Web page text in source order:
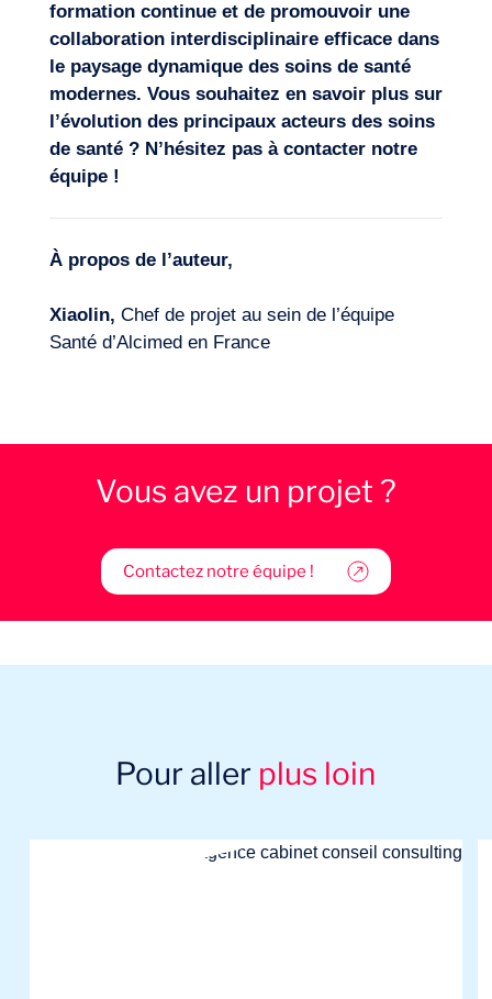
formation continue et de promouvoir une
collaboration interdisciplinaire efficace dans
le paysage dynamique des soins de santé
modernes. Vous souhaitez en savoir plus sur
l’évolution des principaux acteurs des soins
de santé ? N’hésitez pas à contacter notre
équipe!
À propos de l’auteur,
Xiaolin, Chef de projet au sein de l’équipe
Santé d’Alcimed en France
Vous avez un projet ?
Contactez notre équipe !
Pour aller plus loin